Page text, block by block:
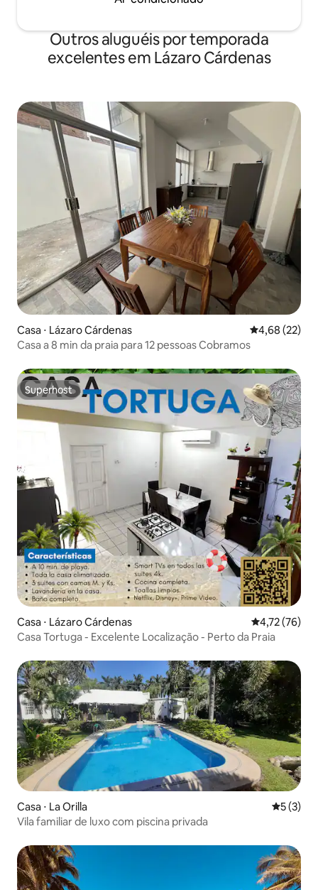
Outros aluguéis por temporada
excelentes em Lázaro Cárdenas
Casa ⋅ Lázaro Cárdenas 4,68 de uma
4,68 (22)
Casa a 8 min da praia para 12 pessoas Cobramos
Superhost
Superhost
Casa ⋅ Lázaro Cárdenas 4,72 de uma
4,72 (76)
Casa Tortuga - Excelente Localização - Perto da Praia
Casa ⋅ La Orilla 5 de
5 (3)
Vila familiar de luxo com piscina privada